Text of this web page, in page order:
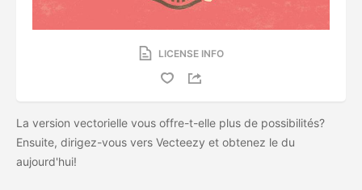
LICENSE INFO
La version vectorielle vous offre-t-elle plus de possibilités?
Ensuite, dirigez-vous vers Vecteezy et obtenez le du
aujourd'hui!